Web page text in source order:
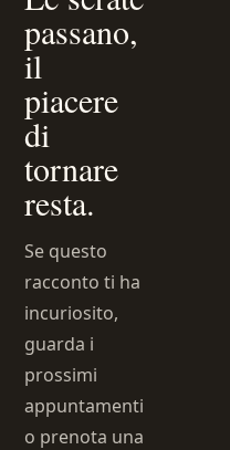
passano,
il
piacere
di
tornare
resta.
Se questo
racconto ti ha
incuriosito,
guarda i
prossimi
appuntamenti
o prenota una